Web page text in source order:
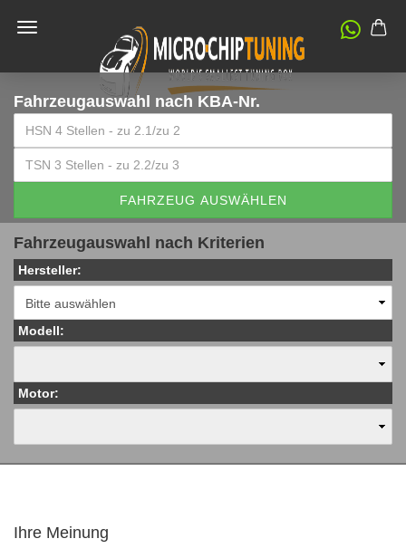
Fahrzeugauswahl nach KBA-Nr.
FAHRZEUG AUSWÄHLEN
Fahrzeugauswahl nach Kriterien
Hersteller:
Modell:
Motor:
Ihre Meinung